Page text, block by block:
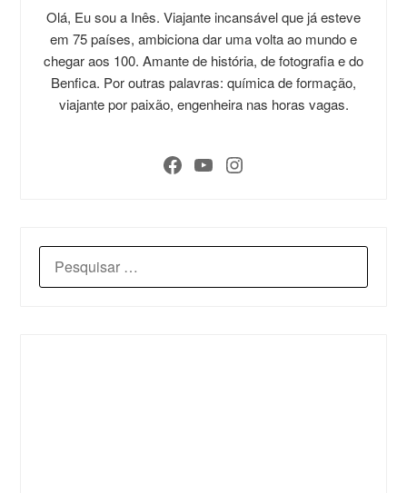
Olá, Eu sou a Inês. Viajante incansável que já esteve
em 75 países, ambiciona dar uma volta ao mundo e
chegar aos 100. Amante de história, de fotografia e do
Benfica. Por outras palavras: química de formação,
viajante por paixão, engenheira nas horas vagas.